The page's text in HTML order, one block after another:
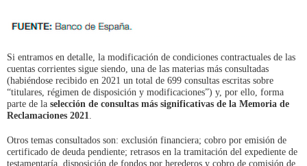
Si entramos en detalle, la modificación de condiciones contractuales de las
cuentas corrientes sigue siendo, una de las materias más consultadas
(habiéndose recibido en 2021 un total de 699 consultas escritas sobre
“titulares, régimen de disposición y modificaciones”) y, por ello, forma
parte de la selección de consultas más significativas de la Memoria de
Reclamaciones 2021.
Otros temas consultados son: exclusión financiera; cobro por emisión de
certificado de deuda pendiente; retrasos en la tramitación del expediente de
testamentaría, disposición de fondos por herederos y cobro de comisión de